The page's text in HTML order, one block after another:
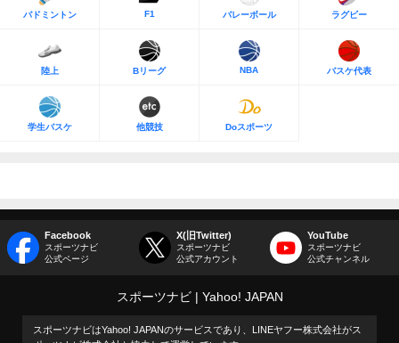
バドミントン F1 バレーボール ラグビー
陸上 Bリーグ NBA バスケ代表
学生バスケ 他競技 Doスポーツ
Facebook
スポーツナビ
公式ページ
X(旧Twitter)
スポーツナビ
公式アカウント
YouTube
スポーツナビ
公式チャンネル
スポーツナビ Yahoo! JAPAN
スポーツナビはYahoo! JAPANのサービスであり、LINEヤフー株式会社がス